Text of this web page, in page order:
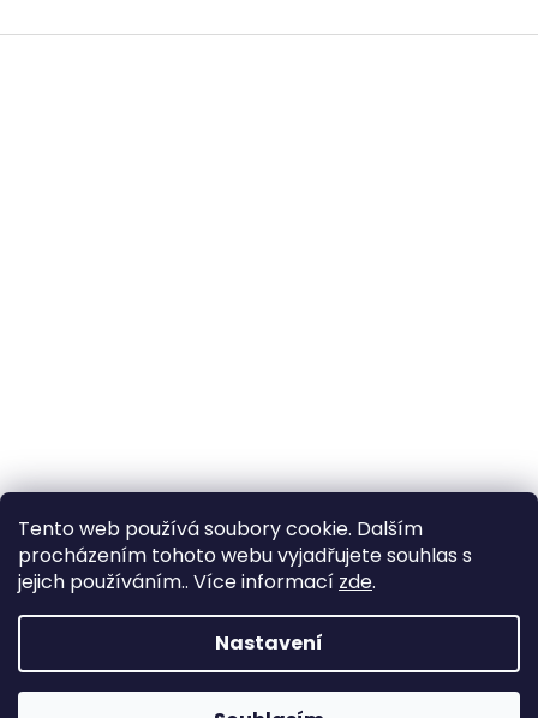
Tento web používá soubory cookie. Dalším
procházením tohoto webu vyjadřujete souhlas s
jejich používáním.. Více informací zde.
Nastavení
Z
Copyright 2026ProCampery.cz. Všechna práva